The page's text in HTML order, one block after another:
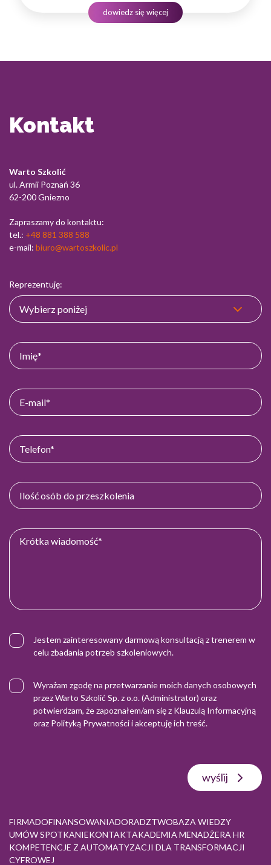
produktowej, lecz także rozwiniętych kompetencji
komunikacyjnych, empatii…
dowiedz się więcej
Kontakt
Warto Szkolić
ul. Armii Poznań 36
62-200 Gniezno
Zapraszamy do kontaktu:
tel.: +48 881 388 588
e-mail: biuro@wartoszkolic.pl
Reprezentuję:
Jestem zainteresowany darmową konsultacją z trenerem w
celu zbadania potrzeb szkoleniowych.
Wyrażam zgodę na przetwarzanie moich danych osobowych
przez Warto Szkolić Sp. z o.o. (Administrator) oraz
potwierdzam, że zapoznałem/am się z Klauzulą Informacyjną
oraz Polityką Prywatnościi akceptuję ich treść.
wyślij
FIRMADOFINANSOWANIADORADZTWOBAZA WIEDZY
UMÓW SPOTKANIEKONTAKTAKADEMIA MENADŻERA HR
KOMPETENCJE Z AUTOMATYZACJI DLA TRANSFORMACJI
CYFROWEJ